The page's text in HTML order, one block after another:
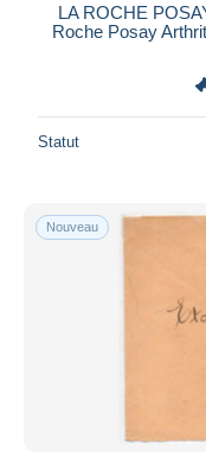
LA ROCHE
Roche Posay
Statut
Nouveau